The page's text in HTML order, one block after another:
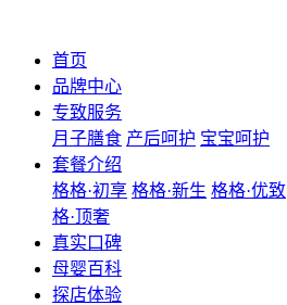
首页
品牌中心
专致服务
月子膳食 产后呵护 宝宝呵护
套餐介绍
格格·初享 格格·新生 格格·优致
格·顶奢
真实口碑
母婴百科
探店体验